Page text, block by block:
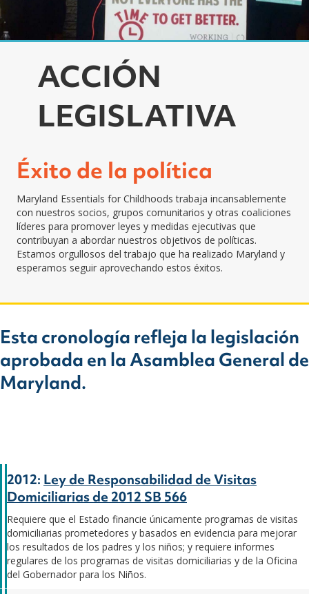
ACCIÓN
LEGISLATIVA
Éxito de la política
Maryland Essentials for Childhoods trabaja incansablemente
con nuestros socios, grupos comunitarios y otras coaliciones
líderes para promover leyes y medidas ejecutivas que
contribuyan a abordar nuestros objetivos de políticas.
Estamos orgullosos del trabajo que ha realizado Maryland y
esperamos seguir aprovechando estos éxitos.
Esta cronología refleja la legislación
aprobada en la Asamblea General de
Maryland.
2012: Ley de Responsabilidad de Visitas
Domiciliarias de 2012 SB 566
Requiere que el Estado financie únicamente programas de visitas
domiciliarias prometedores y basados en evidencia para mejorar
los resultados de los padres y los niños; y requiere informes
regulares de los programas de visitas domiciliarias y de la Oficina
del Gobernador para los Niños.